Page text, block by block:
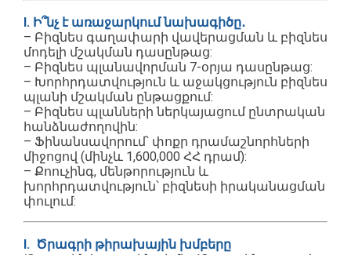
I. Ի՞նչ է առաջարկում նախագիծը․
– Բիզնես գաղափարի վավերացման և բիզնես
մոդելի մշակման դասընթաց:
– Բիզնես պլանավորման 7-օրյա դասընթաց:
– Խորհրդատվություն և աջակցություն բիզնես
պլանի մշակման ընթացքում:
– Բիզնես պլանների ներկայացում ընտրական
հանձնաժողովին:
– Ֆինանսավորում՝ փոքր դրամաշնորհների
միջոցով (մինչև 1,600,000 ՀՀ դրամ):
– Քոուչինգ, մենթորություն և
խորհրդատվություն՝ բիզնեսի իրականացման
փուլում:
I. Ծրագրի թիրախային խմբերը